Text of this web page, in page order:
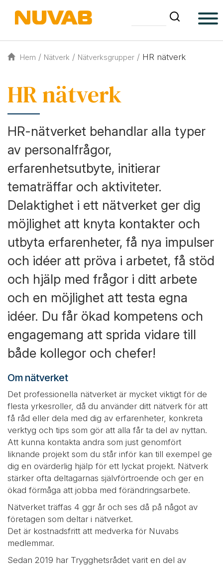
Hem / Nätverk / Nätverksgrupper / HR nätverk
HR nätverk
HR-nätverket behandlar alla typer
av personalfrågor,
erfarenhetsutbyte, initierar
tematräffar och aktiviteter.
Delaktighet i ett nätverket ger dig
möjlighet att knyta kontakter och
utbyta erfarenheter, få nya impulser
och idéer att pröva i arbetet, få stöd
och hjälp med frågor i ditt arbete
och en möjlighet att testa egna
idéer. Du får ökad kompetens och
engagemang att sprida vidare till
både kollegor och chefer!
Om nätverket
Det professionella nätverket är mycket viktigt för de
flesta yrkesroller, då du använder ditt nätverk för att
få råd eller dela med dig av erfarenheter, konkreta
verktyg och tips som gör att alla får ta del av nyttan.
Att kunna kontakta andra som just genomfört
liknande projekt som du står inför kan till exempel ge
dig en ovärderlig hjälp för ett lyckat projekt. Nätverk
stärker ofta deltagarnas självförtroende och ger en
ökad förmåga att jobba med förändringsarbete.
Nätverket träffas 4 ggr år och ses då på något av
företagen som deltar i nätverket.
Det är kostnadsfritt att medverka för Nuvabs
medlemmar.
Sedan 2019 har Trygghetsrådet varit en del av